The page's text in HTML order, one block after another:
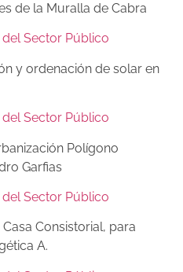
de la Muralla de Cabra
Sector Público
y ordenación de solar en
Sector Público
Polígono
Garfias
Sector Público
Consistorial, para
A.